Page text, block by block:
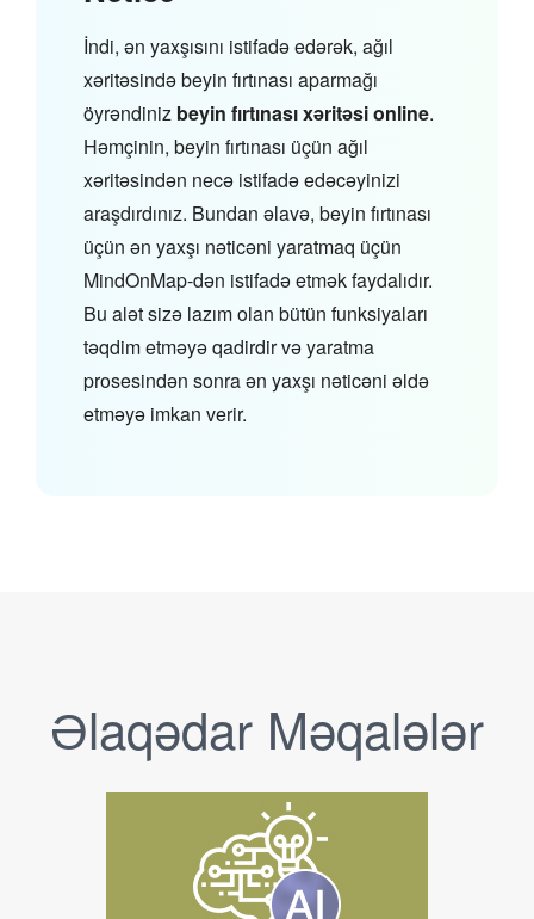
İndi, ən yaxşısını istifadə edərək, ağıl
xəritəsində beyin fırtınası aparmağı
öyrəndiniz beyin fırtınası xəritəsi online.
Həmçinin, beyin fırtınası üçün ağıl
xəritəsindən necə istifadə edəcəyinizi
araşdırdınız. Bundan əlavə, beyin fırtınası
üçün ən yaxşı nəticəni yaratmaq üçün
MindOnMap-dən istifadə etmək faydalıdır.
Bu alət sizə lazım olan bütün funksiyaları
təqdim etməyə qadirdir və yaratma
prosesindən sonra ən yaxşı nəticəni əldə
etməyə imkan verir.
Əlaqədar Məqalələr